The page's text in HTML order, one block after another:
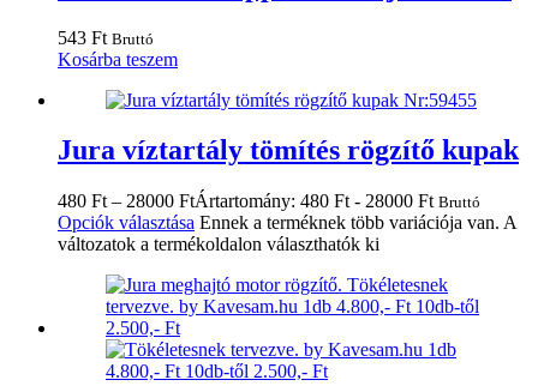
543 Ft Bruttó
Kosárba teszem
Jura víztartály tömítés rögzítő kupak
480 Ft – 28000 FtÁrtartomány: 480 Ft - 28000 Ft Bruttó
Opciók választása Ennek a terméknek több variációja van. A
változatok a termékoldalon választhatók ki